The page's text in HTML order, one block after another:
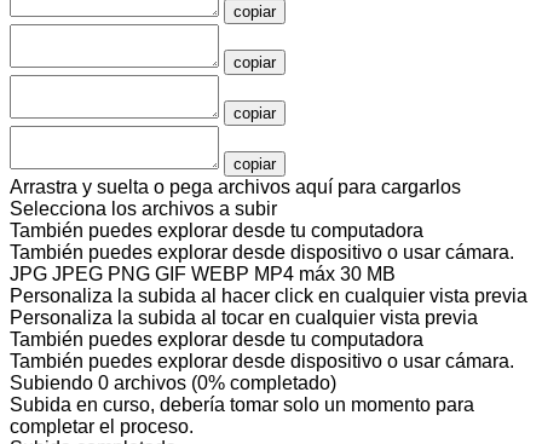
copiar
copiar
copiar
copiar
Arrastra y suelta o pega archivos aquí para cargarlos
Selecciona los archivos a subir
También puedes explorar desde tu computadora
También puedes explorar desde dispositivo o usar cámara.
JPG JPEG PNG GIF WEBP MP4 máx 30 MB
Personaliza la subida al hacer click en cualquier vista previa
Personaliza la subida al tocar en cualquier vista previa
También puedes explorar desde tu computadora
También puedes explorar desde dispositivo o usar cámara.
Subiendo 0 archivos (0% completado)
Subida en curso, debería tomar solo un momento para
completar el proceso.